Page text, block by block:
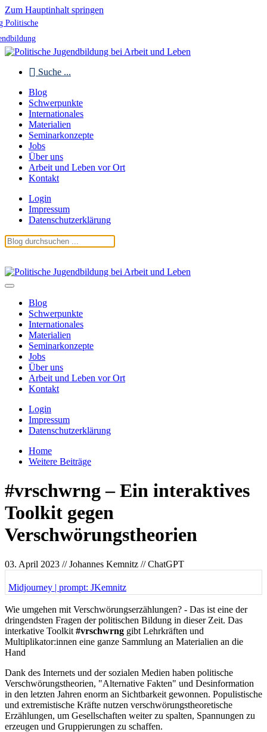
Zum Hauptinhalt springen
Politische
Suche ...
Blog
Schwerpunkte
Internationales
Materialien
Seminarkonzepte
Jobs
Über uns
Arbeit und Leben vor Ort
Kontakt
Login
Impressum
Datenschutzerklärung
Blog
Schwerpunkte
Internationales
Materialien
Seminarkonzepte
Jobs
Über uns
Arbeit und Leben vor Ort
Kontakt
Login
Impressum
Datenschutzerklärung
Home
Weitere Beiträge
#vrschwrng – Ein interaktives
Toolkit gegen
Verschwörungstheorien
03. April 2023 // Johannes Kemnitz // ChatGPT
Midjourney | prompt: JKemnitz
Wie umgehen mit Verschwörungserzählungen? - Das ist eine der
dringendsten Fragen der politischen Bildung in dieser Zeit. Das
interkative Toolkit #vrschwrng gibt Lehrkräften und
Multiplikator:innen eine ganze Sammlung an Materialien an die
Hand
Dank des Internets und der sozialen Medien haben politische
Verschwörungstheorien, "Alternative Fakten" und Desinformation
in den letzten Jahren enorm an Sichtbarkeit gewonnen. Populistische
und extremistische Kräfte nutzen verschwörungstheoretische
Erzählungen, um Gesellschaften weiter zu spalten, Spannungen zu
erzeugen und Gruppierungen zu schaffen.